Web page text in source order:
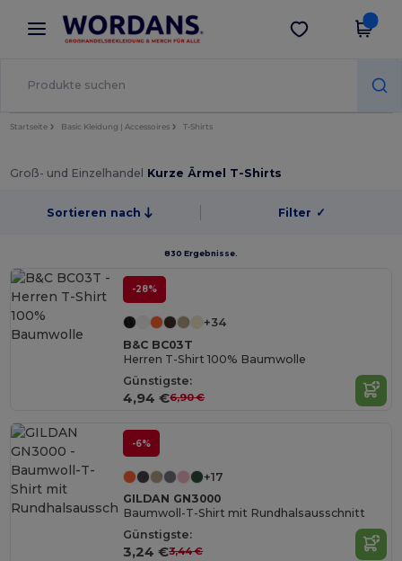
× Wordans App
Bessere Preise in der App!
App holen
Startseite Basic Kleidung | Accessoires T-Shirts
Groß- und Einzelhandel Kurze Ärmel T-Shirts
Sortieren nach Filter ✓
830 Ergebnisse.
-28%
+34
B&C BC03T
Herren T-Shirt 100% Baumwolle
Günstigste:
4,94 €6,90 €
-6%
+17
GILDAN GN3000
Baumwoll-T-Shirt mit Rundhalsausschnitt
Günstigste:
3,24 €3,44 €